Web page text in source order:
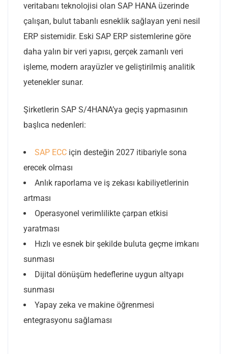
veritabanı teknolojisi olan SAP HANA üzerinde
çalışan, bulut tabanlı esneklik sağlayan yeni nesil
ERP sistemidir. Eski SAP ERP sistemlerine göre
daha yalın bir veri yapısı, gerçek zamanlı veri
işleme, modern arayüzler ve geliştirilmiş analitik
yetenekler sunar.
Şirketlerin SAP S/4HANA’ya geçiş yapmasının
başlıca nedenleri:
SAP ECC için desteğin 2027 itibariyle sona
erecek olması
Anlık raporlama ve iş zekası kabiliyetlerinin
artması
Operasyonel verimlilikte çarpan etkisi
yaratması
Hızlı ve esnek bir şekilde buluta geçme imkanı
sunması
Dijital dönüşüm hedeflerine uygun altyapı
sunması
Yapay zeka ve makine öğrenmesi
entegrasyonu sağlaması